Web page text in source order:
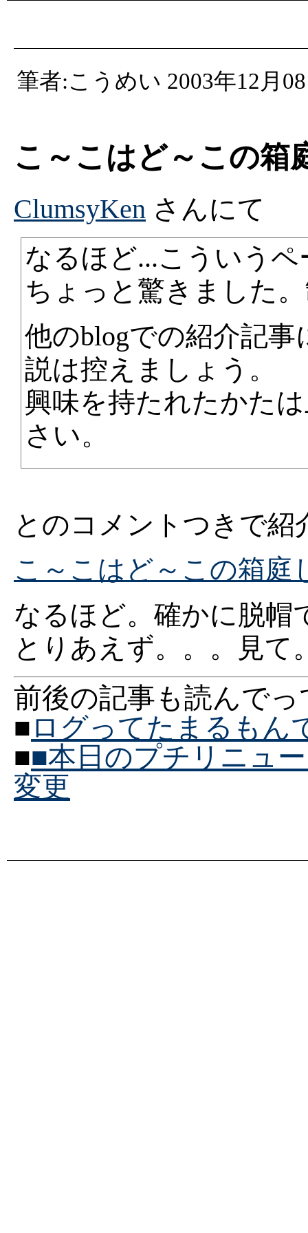
筆者:こうめい 2003年12月
こ～こはど～この箱
ClumsyKen さんにて
なるほど...こういう
ちょっと驚きました
他のblogでの紹介記
説は控えましょう。
興味を持たれたかた
さい。
とのコメントつきで
こ～こはど～この箱庭
なるほど。確かに脱帽
とりあえず。。。見て
前後の記事も読んで
■ログってたまるもん
■■本日のプチリニュ
変更